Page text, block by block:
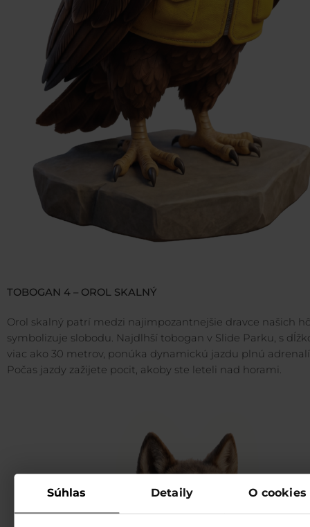
Súhlas Detaily O cookies
TOBOGAN 4 – OROL SKALNÝ
Orol skalný patrí medzi najimpozantnejšie dravce našich
symbolizuje slobodu. Najdlhší tobogan v Slide Parku, s
viac ako 30 metrov, ponúka dynamickú jazdu plnú
Počas jazdy zažijete pocit, akoby ste leteli nad horami.